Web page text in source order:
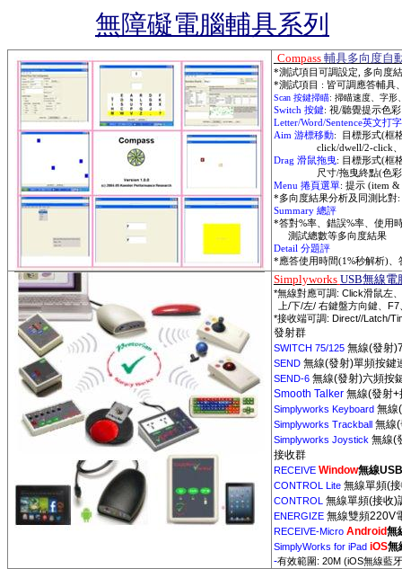
無障礙電腦輔具系列
Compass 輔具多向度自
*測試項目可調設定
多向度
*測試項目 : 皆可調應答輔具
Scan 按鍵掃瞄: 掃瞄速度、字形
Switch 按鍵: 視/聽覺提示色
Letter/Word/Sentence英文打字
Aim 游標移動: 目標形式(框
click/dwell/2-click
Drag 滑鼠拖曳: 目標形式(框
尺寸/拖曳終點(色彩
Menu 捲頁選單: 提示(item &
*多向度結果分析及同測比對:
Summary 總評
*答對%率、錯誤%率、使用
測試總數等多向度結果
Detail 分題評
*應答使用時間(1%秒解析)、
Simplyworks USB無線電
*無線對應可調: Click滑鼠左
上/下/左/右鍵盤方向鍵、 F7
*接收端可調: Direct//Latch/
發射群
SWITCH 75/125 無線(發射
SEND 無線(發射)單頻按鍵
SEND-6 無線(發射)六頻按
Smooth Talker 無線(發射+
Simplyworks Keyboard 無線(
Simplyworks Trackball 無線(
Simplyworks Joystick 無線(
接收群
RECEIVE Window無線USB
CONTROL Lite 無線單頻(
CONTROL 無線單頻(接收)
ENERGIZE 無線雙頻220V
RECEIVE-Micro Android無
SimplyWorks for iPad iOS無
-有效範圍 : 20M (iOS無線藍牙